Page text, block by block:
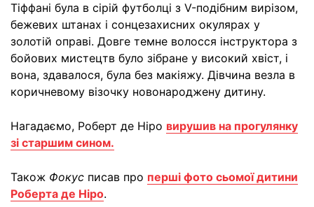
Тіффані була в сірій футболці з V-подібним вирізом,
бежевих штанах і сонцезахисних окулярах у
золотій оправі. Довге темне волосся інструктора з
бойових мистецтв було зібране у високий хвіст, і
вона, здавалося, була без макіяжу. Дівчина везла в
коричневому візочку новонароджену дитину.
Нагадаємо, Роберт де Ніро вирушив на прогулянку
зі старшим сином.
Також Фокус писав про перші фото сьомої дитини
Роберта де Ніро.